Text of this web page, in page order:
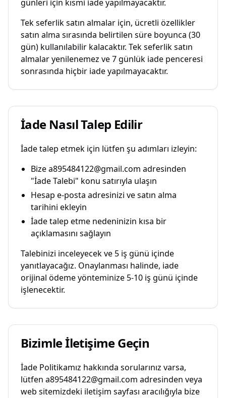
günleri için kısmi iade yapılmayacaktır.
Tek seferlik satın almalar için, ücretli özellikler
satın alma sırasında belirtilen süre boyunca (30
gün) kullanılabilir kalacaktır. Tek seferlik satın
almalar yenilenemez ve 7 günlük iade penceresi
sonrasında hiçbir iade yapılmayacaktır.
İade Nasıl Talep Edilir
İade talep etmek için lütfen şu adımları izleyin:
Bize a895484122@gmail.com adresinden
"İade Talebi" konu satırıyla ulaşın
Hesap e-posta adresinizi ve satın alma
tarihini ekleyin
İade talep etme nedeninizin kısa bir
açıklamasını sağlayın
Talebinizi inceleyecek ve 5 iş günü içinde
yanıtlayacağız. Onaylanması halinde, iade
orijinal ödeme yönteminize 5-10 iş günü içinde
işlenecektir.
Bizimle İletişime Geçin
İade Politikamız hakkında sorularınız varsa,
lütfen a895484122@gmail.com adresinden veya
web sitemizdeki iletişim sayfası aracılığıyla bize